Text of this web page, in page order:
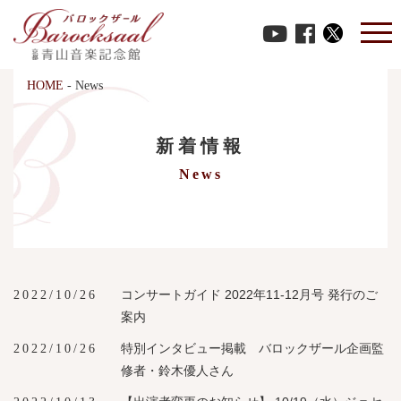
HOME - News
新着情報
News
2022/10/26
コンサートガイド 2022年11-12月号 発行のご
案内
2022/10/26
特別インタビュー掲載 バロックザール企画監
修者・鈴木優人さん